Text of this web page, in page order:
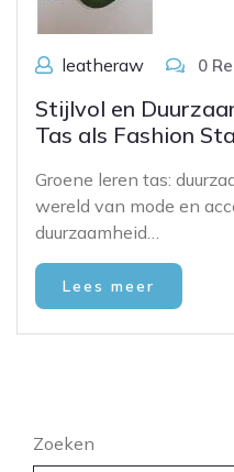
leatheraw 0
Stijlvol en
Tas als Fashion
Groene leren tas:
wereld van mode en
duurzaamheid…
Lees meer
Zoeken